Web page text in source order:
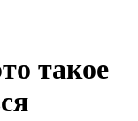
такое